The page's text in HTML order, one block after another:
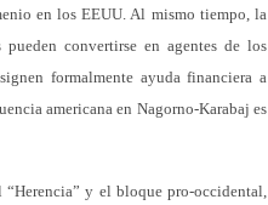
en los EEUU. Al mismo tiempo, la
convertirse en agentes de los
formalmente ayuda financiera a
americana en Nagorno-Karabaj es
y el bloque pro-occidental,